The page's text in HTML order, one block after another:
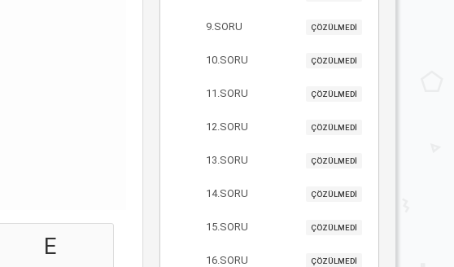
E
9.SORU ÇÖZÜLMEDİ
10.SORU ÇÖZÜLMEDİ
11.SORU ÇÖZÜLMEDİ
12.SORU ÇÖZÜLMEDİ
13.SORU ÇÖZÜLMEDİ
14.SORU ÇÖZÜLMEDİ
15.SORU ÇÖZÜLMEDİ
16.SORU ÇÖZÜLMEDİ